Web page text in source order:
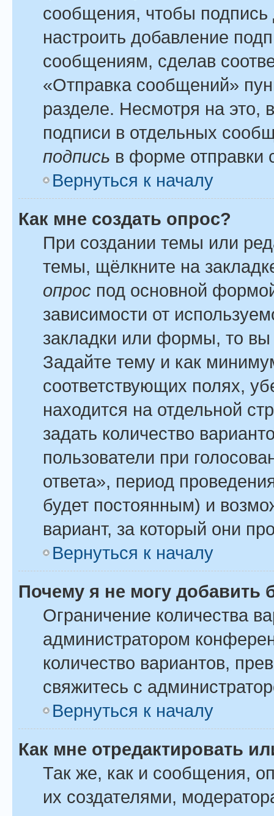
сообщения, чтобы
настроить добавление
сообщениям, сделав
«Отправка сообщений»
разделе. Несмотря на это,
подписи в отдельных
подпись в форме отправки
Вернуться к началу
Как мне создать опрос?
При создании темы или
темы, щёлкните на
опрос под основной
зависимости от
закладки или формы, то вы
Задайте тему и как
соответствующих полях,
находится на отдельной
задать количество
пользователи при
ответа», период
будет постоянным) и
вариант, за который они
Вернуться к началу
Почему я не могу добавить
Ограничение количества
администратором
количество вариантов,
свяжитесь с
Вернуться к началу
Как мне отредактировать
Так же, как и сообщения,
их создателями,